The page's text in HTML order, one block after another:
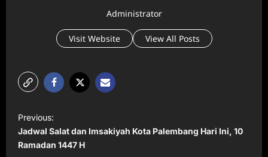
Administrator
Visit Website View All Posts
o
s
Previous:
Jadwal Salat dan Imsakiyah Kota Palembang Hari Ini, 10
Ramadan 1447 H